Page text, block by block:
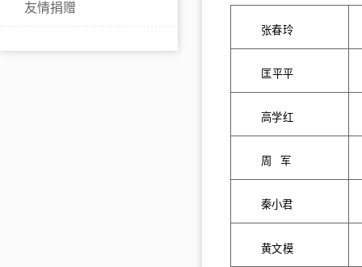
友情捐赠
张春玲
匡平平
高学红
周 军
秦小君
黄文模